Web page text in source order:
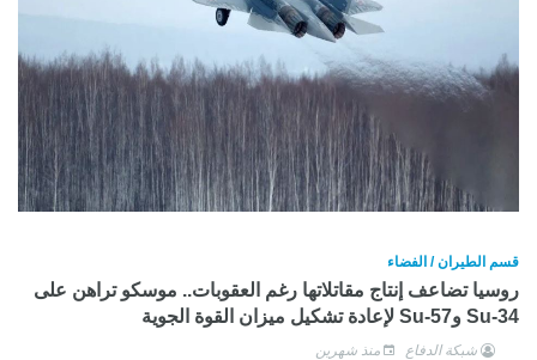
قسم الطيران / الفضاء
روسيا تضاعف إنتاج مقاتلاتها رغم العقوبات.. موسكو تراهن على
Su-34 وSu-57 لإعادة تشكيل ميزان القوة الجوية
شبكة الدفاع منذ شهرين